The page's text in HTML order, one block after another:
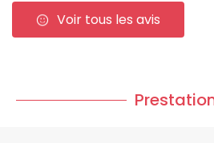
Voir tous les avis